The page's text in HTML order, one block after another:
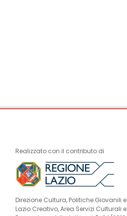
Realizzato con il contributo di
Direzione Cultura, Politiche Giovanili e
Lazio Creativo, Area Servizi Culturali e